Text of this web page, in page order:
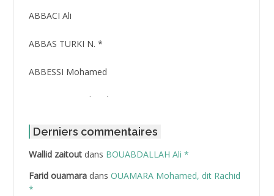
ABBACI Ali
ABBAS TURKI N. *
ABBESSI Mohamed
ABBOUR Azzedine *
ABDAT Amar
ABDEDDAIM Hamid
ABDELAZIZ Mohamed
Derniers commentaires
Wallid zaitoutdans BOUABDALLAH Ali *
Farid ouamaradans OUAMARA Mohamed, dit Rachid
*